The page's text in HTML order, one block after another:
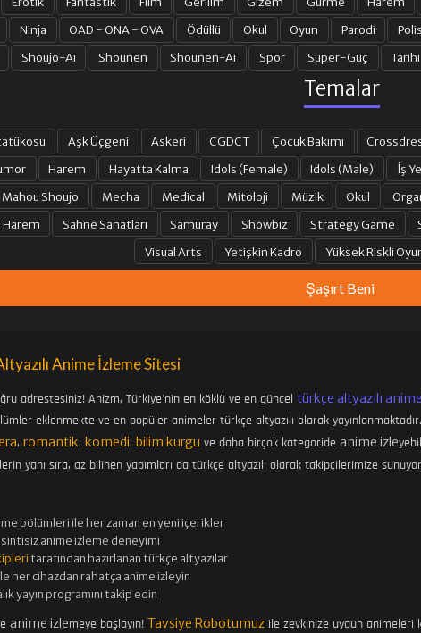
Ninja OAD - ONA - OVA Ödüllü Okul Oyun Parodi
Shoujo-Ai Shounen Shounen-Ai Spor Süper-Güç Tarihi
Temalar
Aşk Üçgeni Askeri CGDCT Çocuk Bakımı
Harem Hayatta Kalma Idols (Female) Idols (Male) İş
Mahou Shoujo Mecha Medical Mitoloji Müzik Okul
Harem Sahne Sanatları Samuray Showbiz Strategy Game
Visual Arts
Yetişkin Kadro Yüksek Riskli
Şaşırt Beni
Anime İzleme Sitesi
adrestesiniz! Anizm, Türkiye'nin en köklü ve en güncel türkçe altyazılı
eklenmekte ve en popüler animeler türkçe altyazılı olarak yayınlanmaktadır.
, romantik, komedi, bilim kurgu ve daha birçok kategoride anime izle
yanı sıra, az bilinen yapımları da türkçe altyazılı olarak takipçilerimize
bölümleri ile her zaman en yeni içerikler
anime izleme deneyimi
tarafından hazırlanan türkçe altyazılar
her cihazdan rahatça anime izleyin
yayın programını takip edin
anime izlemeye başlayın! Tavsiye Robotumuzile zevkinize uygun animeleri